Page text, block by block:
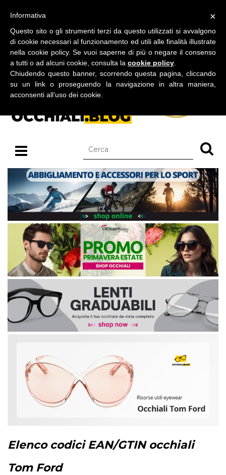
BLOG SU OCCHIALI DA SOLE E OCCHIALI DA VISTA
Elenco codici EAN/GTIN occhiali
Tom Ford
×
Informativa
Questo sito o gli strumenti terzi da questo utilizzati si avvalgono
di cookie necessari al funzionamento ed utili alle finalità illustrate
nella cookie policy. Se vuoi saperne di più o negare il consenso
a tutti o ad alcuni cookie, consulta la cookie policy
Chiudendo questo banner, scorrendo questa pagina, cliccando
su un link o proseguendo la navigazione in altra maniera,
acconsenti all’uso dei cookie.